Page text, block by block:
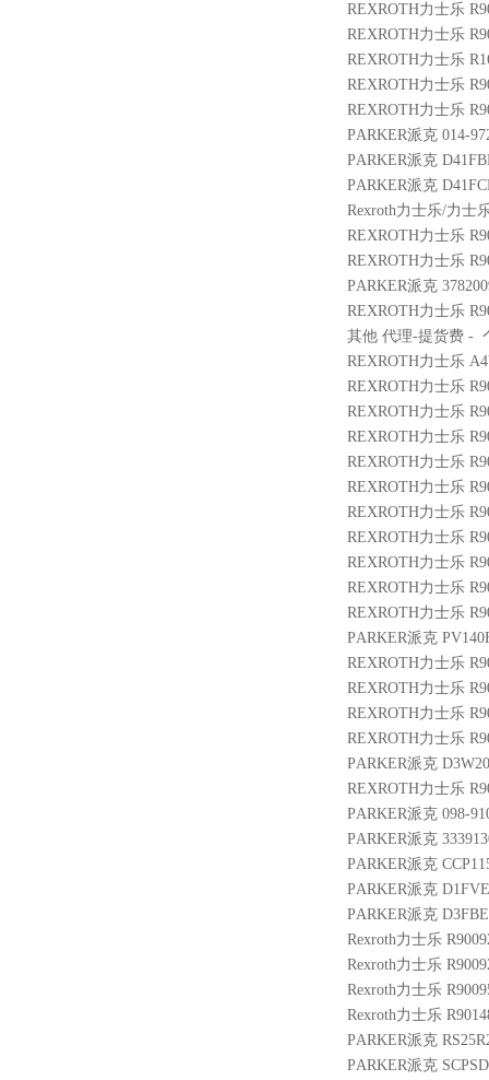
REXROTH力士乐
REXROTH力士乐
REXROTH力士乐
REXROTH力士乐
REXROTH力士乐
PARKER派克 014-
PARKER派克
PARKER派克
Rexroth力士乐/力士
REXROTH力士乐
REXROTH力士乐
PARKER派克
REXROTH力士乐
其他 代理-提货费 -
REXROTH力士乐
REXROTH力士乐
REXROTH力士乐
REXROTH力士乐
REXROTH力士乐
REXROTH力士乐
REXROTH力士乐
REXROTH力士乐
REXROTH力士乐
REXROTH力士乐
REXROTH力士乐
PARKER派克
REXROTH力士乐
REXROTH力士乐
REXROTH力士乐
REXROTH力士乐
PARKER派克
REXROTH力士乐
PARKER派克 098-
PARKER派克
PARKER派克
PARKER派克
PARKER派克
Rexroth力士乐
Rexroth力士乐
Rexroth力士乐
Rexroth力士乐
PARKER派克
PARKER派克